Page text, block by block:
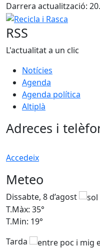
Darrera actualització:
Recicla i Rasca
RSS
L'actualitat a un clic
Notícies
Agenda
Agenda política
Altiplà
Adreces i
Accedeix
Meteo
Dissabte, 8 d’agost
T.Màx: 35°
T.Min: 19°
Tarda